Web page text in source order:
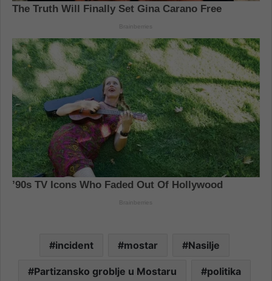
incident mostar Nasilje
Partizansko groblje u Mostaru politika